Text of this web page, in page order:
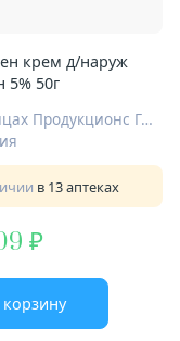
крем д/наруж
5% 50г
ГП Гренцах Продукционс ГмбХ
в 13 аптеках
корзину